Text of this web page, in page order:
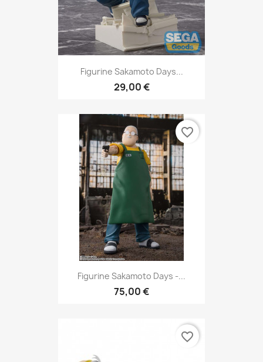
Figurine Sakamoto Days...
29,00 €
Figurine Sakamoto Days -...
75,00 €
favorite_border
favorite_border